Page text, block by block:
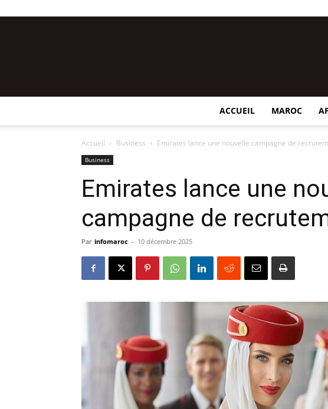
ACCUEIL MAROC
Accueil Business Emirates lance une nouvelle campagne de
Business
Emirates lance une
campagne de
Par infomaroc - 10 décembre 2025